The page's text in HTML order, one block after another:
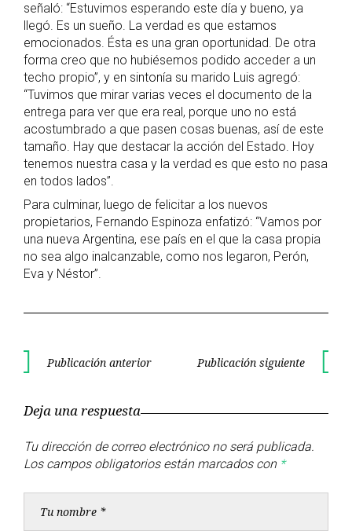
señaló: “Estuvimos esperando este día y bueno, ya
llegó. Es un sueño. La verdad es que estamos
emocionados. Ésta es una gran oportunidad. De otra
forma creo que no hubiésemos podido acceder a un
techo propio”, y en sintonía su marido Luis agregó:
“Tuvimos que mirar varias veces el documento de la
entrega para ver que era real, porque uno no está
acostumbrado a que pasen cosas buenas, así de este
tamaño. Hay que destacar la acción del Estado. Hoy
tenemos nuestra casa y la verdad es que esto no pasa
en todos lados”.
Para culminar, luego de felicitar a los nuevos
propietarios, Fernando Espinoza enfatizó: “Vamos por
una nueva Argentina, ese país en el que la casa propia
no sea algo inalcanzable, como nos legaron, Perón,
Eva y Néstor”.
Navegación
entradas
Publicación anterior Publicación siguiente
Deja una respuesta
Tu dirección de correo electrónico no será publicada.
Los campos obligatorios están marcados con *